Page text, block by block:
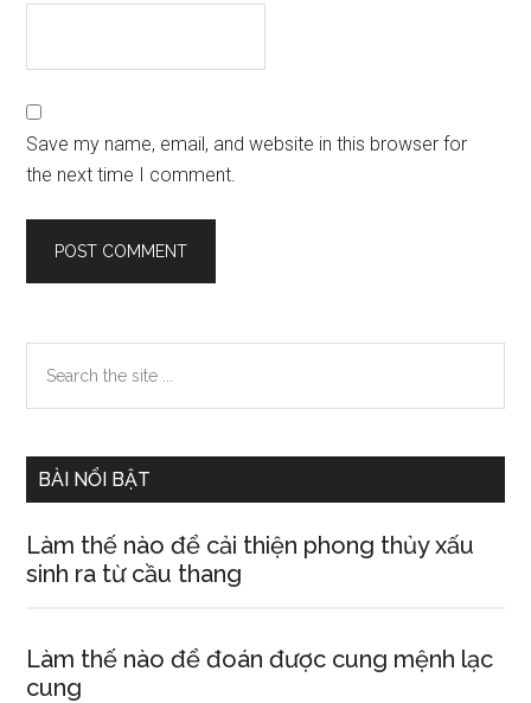
Save my name, email, and website in this browser for
the next time I comment.
Primary
Sidebar
the
BÀI NỔI BẬT
Làm thế nào để cải thiện phong thủy xấu
sinh ra từ cầu thang
Làm thế nào để đoán được cung mệnh lạc
cung